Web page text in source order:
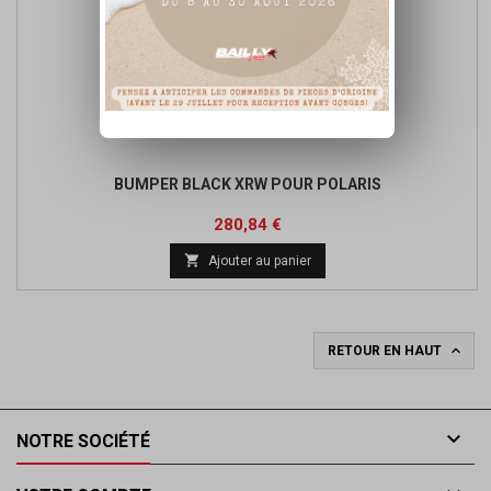
BUMPER BLACK XRW POUR POLARIS
Prix
280,84 €Prix
de
base
 Ajouter au panier
RETOUR EN HAUT 
NOTRE SOCIÉTÉ 